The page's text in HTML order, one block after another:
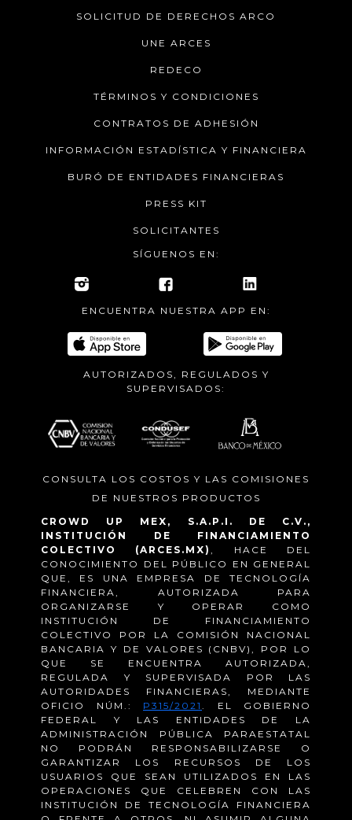
SOLICITUD DE DERECHOS ARCO
UNE ARCES
REDECO
TÉRMINOS Y CONDICIONES
CONTRATOS DE ADHESIÓN
INFORMACIÓN ESTADÍSTICA Y FINANCIERA
BURÓ DE ENTIDADES FINANCIERAS
PRESS KIT
SOLICITANTES
SÍGUENOS EN:
ENCUENTRA NUESTRA APP EN:
AUTORIZADOS, REGULADOS Y
SUPERVISADOS:
CONSULTA LOS COSTOS Y LAS COMISIONES
DE NUESTROS PRODUCTOS
CROWD UP MEX, S.A.P.I. DE C.V.,
INSTITUCIÓN DE FINANCIAMIENTO
COLECTIVO (ARCES.MX), HACE DEL
CONOCIMIENTO DEL PÚBLICO EN GENERAL
QUE, ES UNA EMPRESA DE TECNOLOGÍA
FINANCIERA, AUTORIZADA PARA
ORGANIZARSE Y OPERAR COMO
INSTITUCIÓN DE FINANCIAMIENTO
COLECTIVO POR LA COMISIÓN NACIONAL
BANCARIA Y DE VALORES (CNBV), POR LO
QUE SE ENCUENTRA AUTORIZADA,
REGULADA Y SUPERVISADA POR LAS
AUTORIDADES FINANCIERAS, MEDIANTE
OFICIO NÚM.: P315/2021 . EL GOBIERNO
FEDERAL Y LAS ENTIDADES DE LA
ADMINISTRACIÓN PÚBLICA PARAESTATAL
NO PODRÁN RESPONSABILIZARSE O
GARANTIZAR LOS RECURSOS DE LOS
USUARIOS QUE SEAN UTILIZADOS EN LAS
OPERACIONES QUE CELEBREN CON LAS
INSTITUCIÓN DE TECNOLOGÍA FINANCIERA